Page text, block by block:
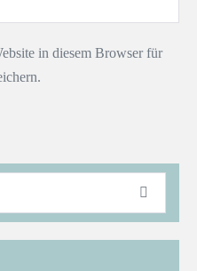
in diesem Browser für